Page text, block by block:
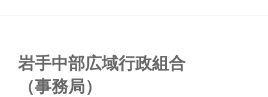
岩手中部広域行政組合
（事務局）